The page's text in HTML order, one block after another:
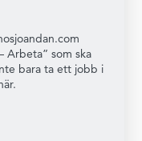
Arbeta” som ska
bara ta ett jobb i